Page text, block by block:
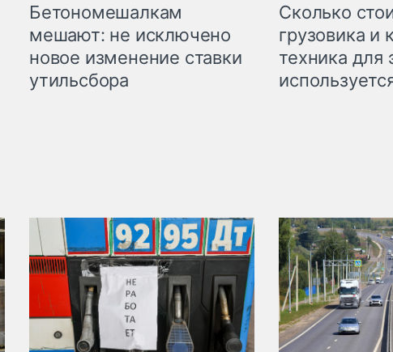
Бетономешалкам
мешают: не исключено
новое изменение ставки
утильсбора
Сколько
грузовика и
техника для